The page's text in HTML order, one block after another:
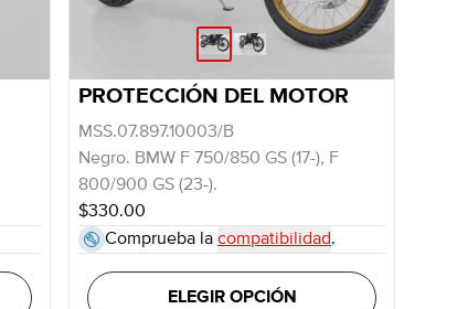
PROTECCIÓN DEL MOTOR
MSS.07.897.10003/B
Negro. BMW F 750/850 GS (17-), F
800/900 GS (23-).
$330.00
Comprueba la compatibilidad.
ELEGIR OPCIÓN